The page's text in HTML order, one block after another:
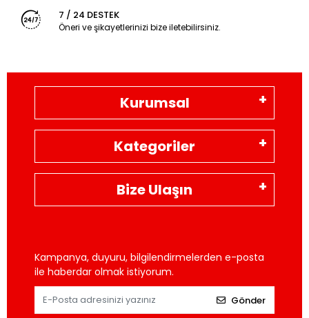
7 / 24 DESTEK
Öneri ve şikayetlerinizi bize iletebilirsiniz.
Kurumsal
Kategoriler
Bize Ulaşın
Kampanya, duyuru, bilgilendirmelerden e-posta
ile haberdar olmak istiyorum.
Gönder